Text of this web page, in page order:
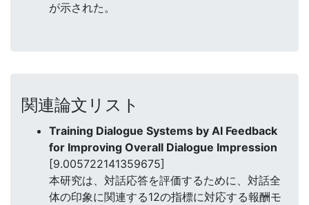
が示された。
関連論文リスト
Training Dialogue Systems by AI Feedback
for Improving Overall Dialogue Impression
[9.005722141359675]
本研究は、対話応答を評価するために、対話全
体の印象に関連する12の指標に対応する報酬モ